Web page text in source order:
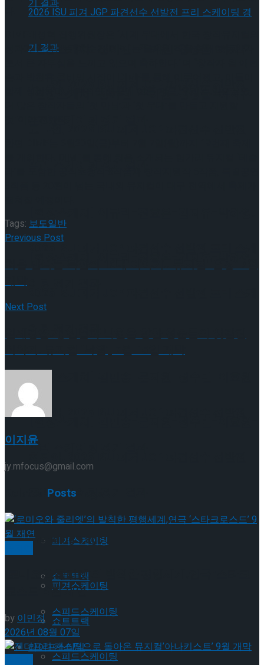
[현장스케치] 장하린-주혜원-황정율-허지유-
최진아, 2026 ISU 피겨 JGP 파견선수 선발전
프리 스케이팅 경기 결과
Trending Tags
피겨스케이팅
쇼트트랙
스피드스케이팅
라이프스타일
[현장스케치] 김민송-문지원-정수빈-이효원-
프리 스케이팅 경기 결과
Trending Tags
피겨스케이팅
쇼트트랙
스피드스케이팅
성과가 인정받는 이 순간 DIMF는 둘의 시작을 함께한 동반자
Tags: 보도일반
Previous Post
Next Post
일제강점기, 신념과 낙원을 향한 청춘들의 엇갈린
이야기. 뮤지컬 ‘낙원’, 7월 15일 개막
이지윤
jy.mfocus@gmail.com
Posts
‘로미오와 줄리엣’의 발칙한 평행세계,연극 ‘스타크
로스드’ 9월 재연
by이민정
2026년 08월 07일